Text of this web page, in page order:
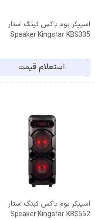
اسپیکر بوم باکس کینگ استار
Speaker Kingstar KBS335
استعلام قیمت
اسپیکر بوم باکس کینگ استار
Speaker Kingstar KBS552